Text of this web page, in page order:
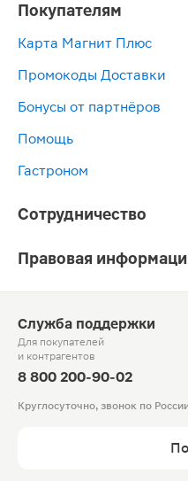
Покупателям
Карта Магнит Плюс
Промокоды Доставки
Бонусы от партнёров
Помощь
Гастроном
Сотрудничество
Правовая
Служба поддержки
Для покупателей
и контрагентов
8 800 200-90-02
Круглосуточно, звонок по